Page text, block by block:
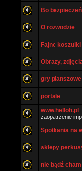
Bo
O rozwodzie
Fajne
Obrazy,
gry planszowe
portale
www.helloh.pl
zaopatrzenie
Spotkania na
sklepy
nie bądź cham